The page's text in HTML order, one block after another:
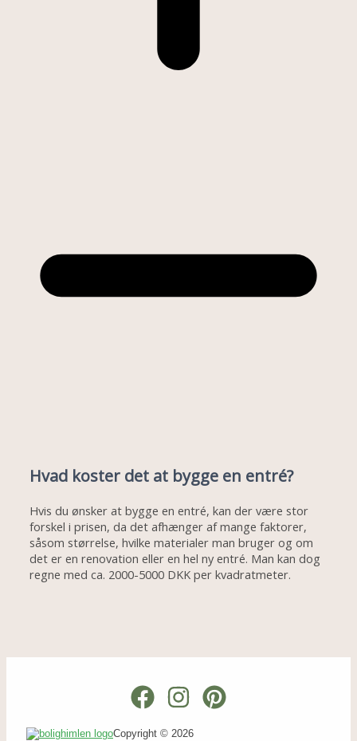
Hvad koster det at bygge en entré?
Hvis du ønsker at bygge en entré, kan der være stor
forskel i prisen, da det afhænger af mange faktorer,
såsom størrelse, hvilke materialer man bruger og om
det er en renovation eller en hel ny entré. Man kan dog
regne med ca. 2000-5000 DKK per kvadratmeter.
Copyright © 2026